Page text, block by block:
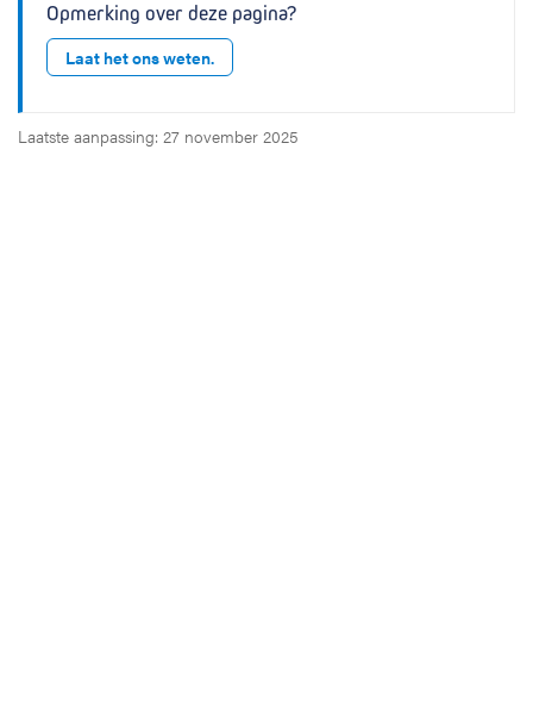
Opmerking over deze pagina?
Laat het ons weten.
Laatste aanpassing: 27 november 2025